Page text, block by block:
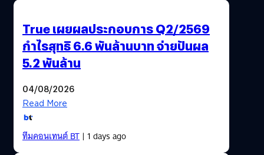
True เผยผลประกอบการ Q2/2569
กำไรสุทธิ 6.6 พันล้านบาท จ่ายปันผล
5.2 พันล้าน
04/08/2026
Read More
ทีมคอนเทนต์ BT| 1 days ago